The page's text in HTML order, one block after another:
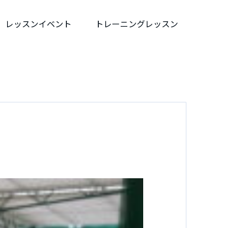
レッスンイベント トレーニングレッスン